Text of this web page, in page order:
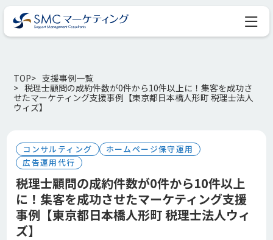
TOP
支援事例一覧
税理士顧問の成約件数が0件から10件以上に！集客を成功さ
せたマーケティング支援事例【東京都日本橋人形町 税理士法人
ウィズ】
コンサルティング
ホームページ保守運用
広告運用代行
税理士顧問の成約件数が0件から10件以上
に！集客を成功させたマーケティング支援
事例【東京都日本橋人形町 税理士法人ウィ
ズ】